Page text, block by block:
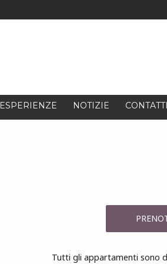
ESPERIENZE NOTIZIE CONTATTI
Tutti gli appartamenti sono